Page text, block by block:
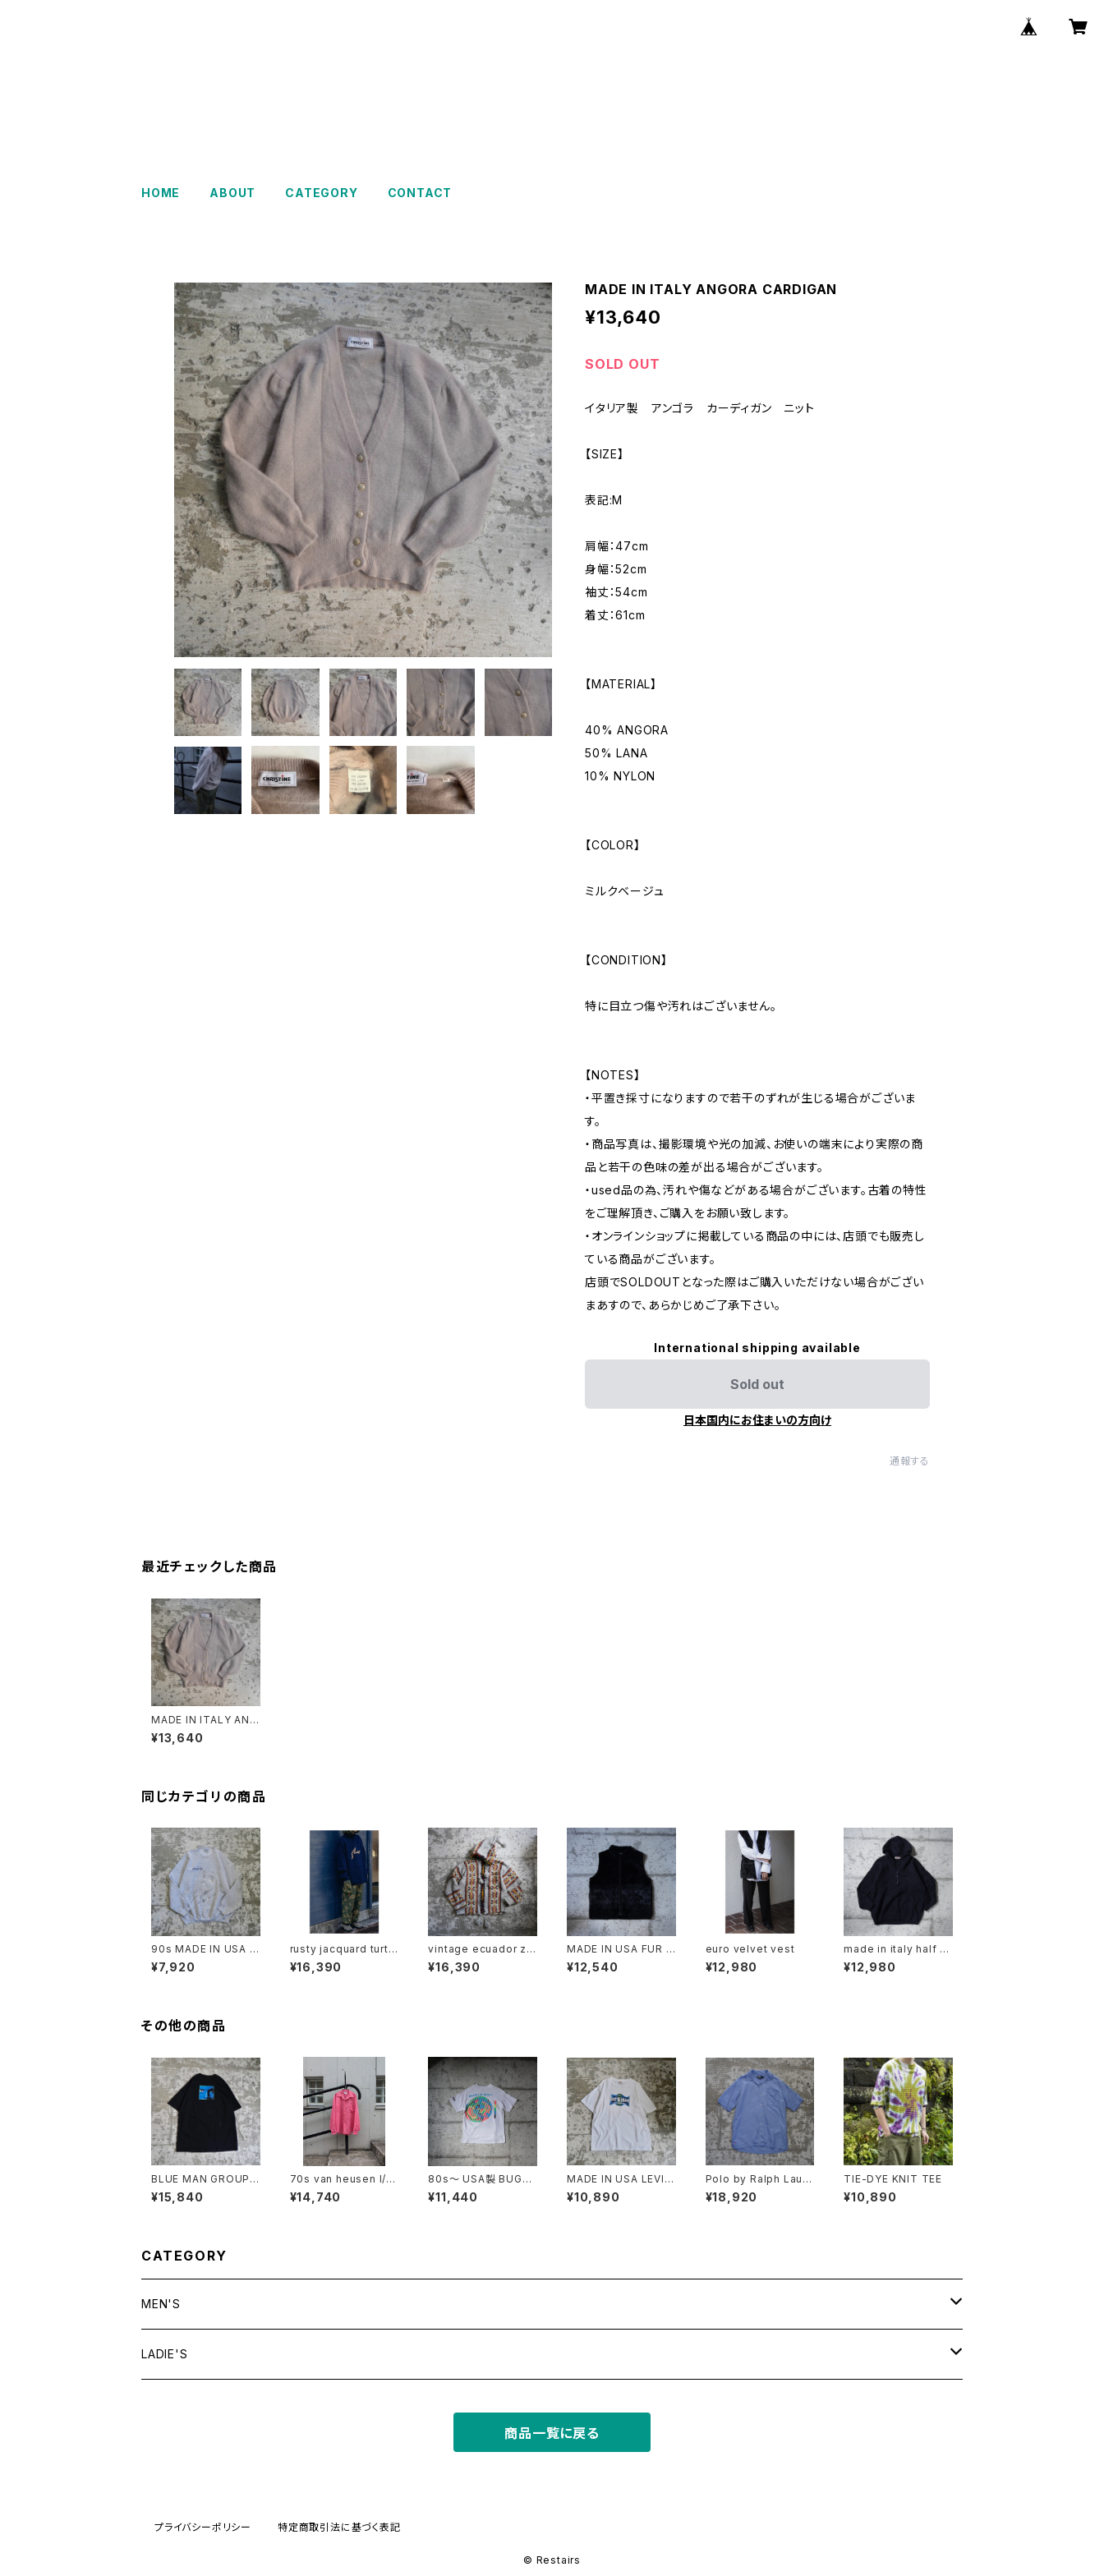
HOME ABOUT CATEGORY CONTACT
MADE IN ITALY ANGORA CARDIGAN
¥13,640
SOLD OUT
イタリア製 アンゴラ カーディガン ニット
【SIZE】
表記:M
肩幅：47cm
身幅：52cm
袖丈：54cm
着丈：61cm
【MATERIAL】
40% ANGORA
50% LANA
10% NYLON
【COLOR】
ミルクベージュ
【CONDITION】
特に目立つ傷や汚れはございません。
【NOTES】
・平置き採寸になりますので若干のずれが生じる場合がございま
す。
・商品写真は、撮影環境や光の加減、お使いの端末により実際の商
品と若干の色味の差が出る場合がございます。
・used品の為、汚れや傷などがある場合がございます。古着の特性
をご理解頂き、ご購入をお願い致します。
・オンラインショップに掲載している商品の中には、店頭でも販売し
ている商品がございます。
店頭でSOLDOUTとなった際はご購入いただけない場合がござい
まあすので、あらかじめご了承下さい。
International shipping available
Sold out
日本国内にお住まいの方向け
通報する
最近チェックした商品
MADE IN ITALY ANG
ORA CARDIGAN
¥13,640
同じカテゴリの商品
90s MADE IN USA /
PAINTED SWEAT
¥7,920
rusty jacquard turtl
eneck
¥16,390
vintage ecuador zip
knitwear
¥16,390
MADE IN USA FUR V
EST
¥12,540
euro velvet vest
¥12,980
made in italy half zi
p knit hoodie
¥12,980
その他の商品
BLUE MAN GROUP
T-SHIRT
¥15,840
70s van heusen l/s
open collar shirt
¥14,740
80s〜 USA製 BUGLE
BOY SWIM Puff Prin
t Tee
¥11,440
MADE IN USA LEVI‘S
JEANS TEE
¥10,890
Polo by Ralph Laure
n Open Collar Shirt
"CALDWELL"
¥18,920
TIE-DYE KNIT TEE
¥10,890
CATEGORY
MEN'S
tops
LADIE'S
商品一覧に戻る
プライバシーポリシー 特定商取引法に基づく表記
© Restairs